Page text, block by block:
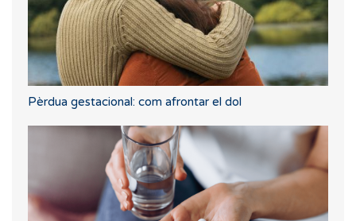
Pèrdua gestacional: com afrontar el dol